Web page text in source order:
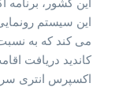
این سیستم
می کند که به نسبت
کاندید دریافت
اکسپرس انتری